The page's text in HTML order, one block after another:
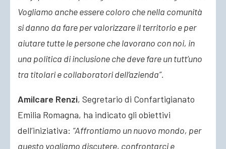
Vogliamo anche essere coloro che nella comunità
si danno da fare per valorizzare il territorio e per
aiutare tutte le persone che lavorano con noi, in
una politica di inclusione che deve fare un tutt’uno
tra titolari e collaboratori dell’azienda”.
Amilcare Renzi, Segretario di Confartigianato
Emilia Romagna, ha indicato gli obiettivi
dell’iniziativa: “Affrontiamo un nuovo mondo, per
questo vogliamo discutere, confrontarci e